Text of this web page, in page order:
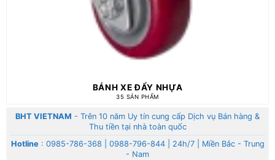
BÁNH XE ĐẨY NHỰA
35 SẢN PHẨM
BHT VIETNAM - Trên 10 năm Uy tín cung cấp Dịch vụ Bán hàng &
Thu tiền tại nhà toàn quốc
Hotline: 0985-786-368 0988-796-844| 24h/7 | Miền Bắc - Trung
- Nam